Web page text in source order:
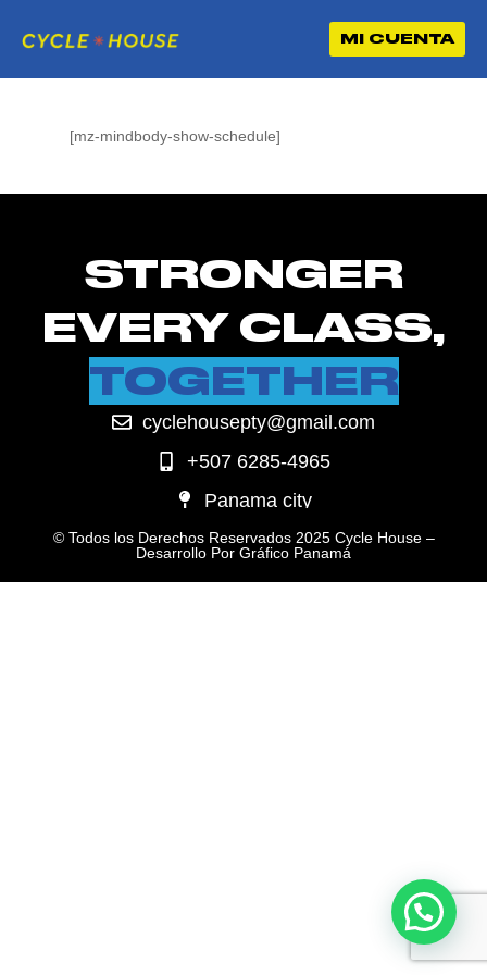
MI CUENTA
[mz-mindbody-show-schedule]
STRONGER
EVERY CLASS,
TOGETHER
cyclehousepty@gmail.com
+507 6285-4965
Panama city
© Todos los Derechos Reservados 2025 Cycle House –
Desarrollo Por Gráfico Panamá